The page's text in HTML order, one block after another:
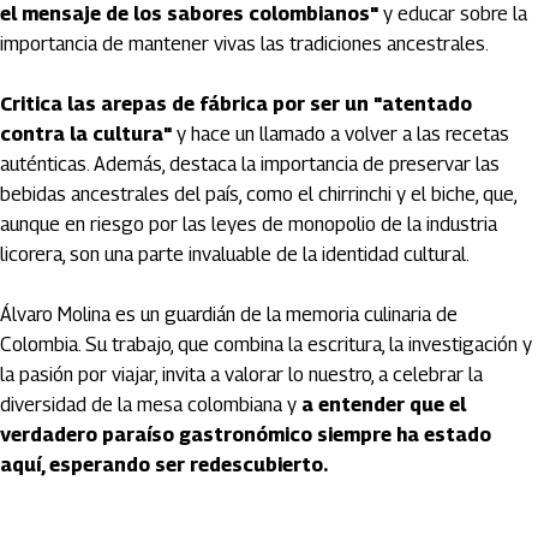
el mensaje de los sabores colombianos" y educar sobre la
importancia de mantener vivas las tradiciones ancestrales.
Critica las arepas de fábrica por ser un "atentado
contra la cultura" y hace un llamado a volver a las recetas
auténticas. Además, destaca la importancia de preservar las
bebidas ancestrales del país, como el chirrinchi y el biche, que,
aunque en riesgo por las leyes de monopolio de la industria
licorera, son una parte invaluable de la identidad cultural.
Álvaro Molina es un guardián de la memoria culinaria de
Colombia. Su trabajo, que combina la escritura, la investigación y
la pasión por viajar, invita a valorar lo nuestro, a celebrar la
diversidad de la mesa colombiana y a entender que el
verdadero paraíso gastronómico siempre ha estado
aquí, esperando ser redescubierto.